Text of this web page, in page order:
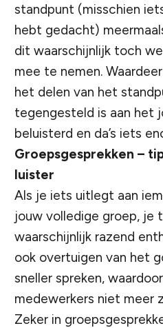
standpunt (misschien
hebt gedacht)
dit waarschijnlijk toch
mee te nemen. Waardeer
het delen van het
tegengesteld is aan het
beluisterd en da’s iets
Groepsgesprekken –
luister
Als je iets uitlegt aan
jouw volledige groep, je
waarschijnlijk razend
ook overtuigen van het
sneller spreken,
medewerkers niet meer
Zeker in